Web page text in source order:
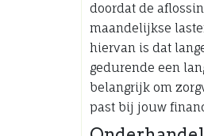
doordat de
maandelijkse
hiervan is dat
gedurende een
belangrijk om
past bij jouw